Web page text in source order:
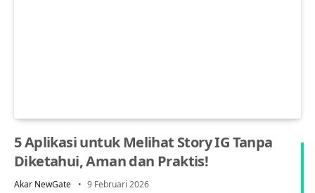
5 Aplikasi untuk Melihat Story IG Tanpa
Diketahui, Aman dan Praktis!
Akar NewGate 9 Februari 2026